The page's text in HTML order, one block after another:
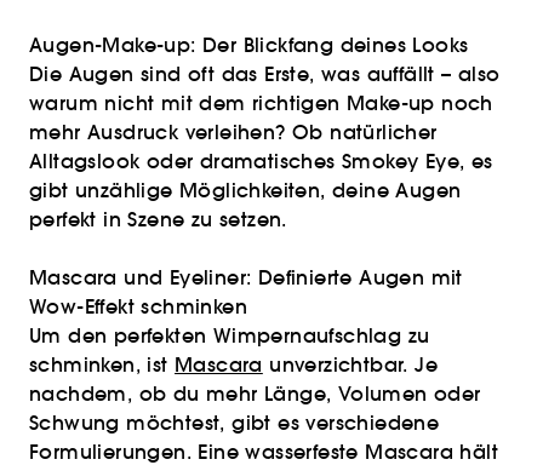
Augen-Make-up: Der Blickfang deines Looks
Die Augen sind oft das Erste, was auffällt – also
warum nicht mit dem richtigen Make-up noch
mehr Ausdruck verleihen? Ob natürlicher
Alltagslook oder dramatisches Smokey Eye, es
gibt unzählige Möglichkeiten, deine Augen
perfekt in Szene zu setzen.
Mascara und Eyeliner: Definierte Augen mit
Wow-Effekt schminken
Um den perfekten Wimpernaufschlag zu
schminken, ist Mascara unverzichtbar. Je
nachdem, ob du mehr Länge, Volumen oder
Schwung möchtest, gibt es verschiedene
Formulierungen. Eine wasserfeste Mascara hält